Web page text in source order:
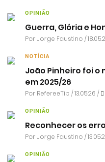
OPINIÃO
Guerra, Glória e
PorJorge Faustino /
NOTÍCIA
João Pinheiro foi
em 2025/26
Por RefereeTip / 13.05.26 /
OPINIÃO
Reconhecer os
PorJorge Faustino /
OPINIÃO